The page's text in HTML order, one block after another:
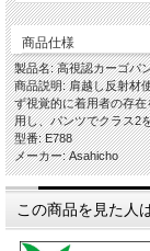
商品仕様
製品名: 高視認カーゴパ
商品説明: 肩越し反射材
ず視覚的に着用者の存
用し、パンツでクラス2
型番: E788
メーカー: Asahicho
この商品を見た人